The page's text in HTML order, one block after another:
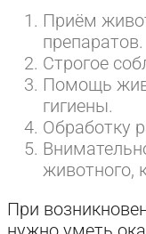
Приём
препаратов.
Строгое
Помощь
гигиены.
Обработку
животного,
При